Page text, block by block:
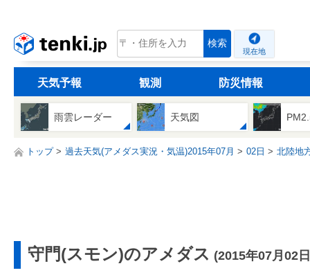
tenki.jp 検索
現在地
天気予報 観測 防災情報
雨雲レーダー 天気図
トップ 過去天気(アメダス実況・気温)2015年07月 02日 北陸地
守門(スモン)のアメダス (2015年07月02